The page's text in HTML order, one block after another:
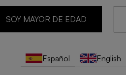
SOY MAYOR DE EDAD
Español English